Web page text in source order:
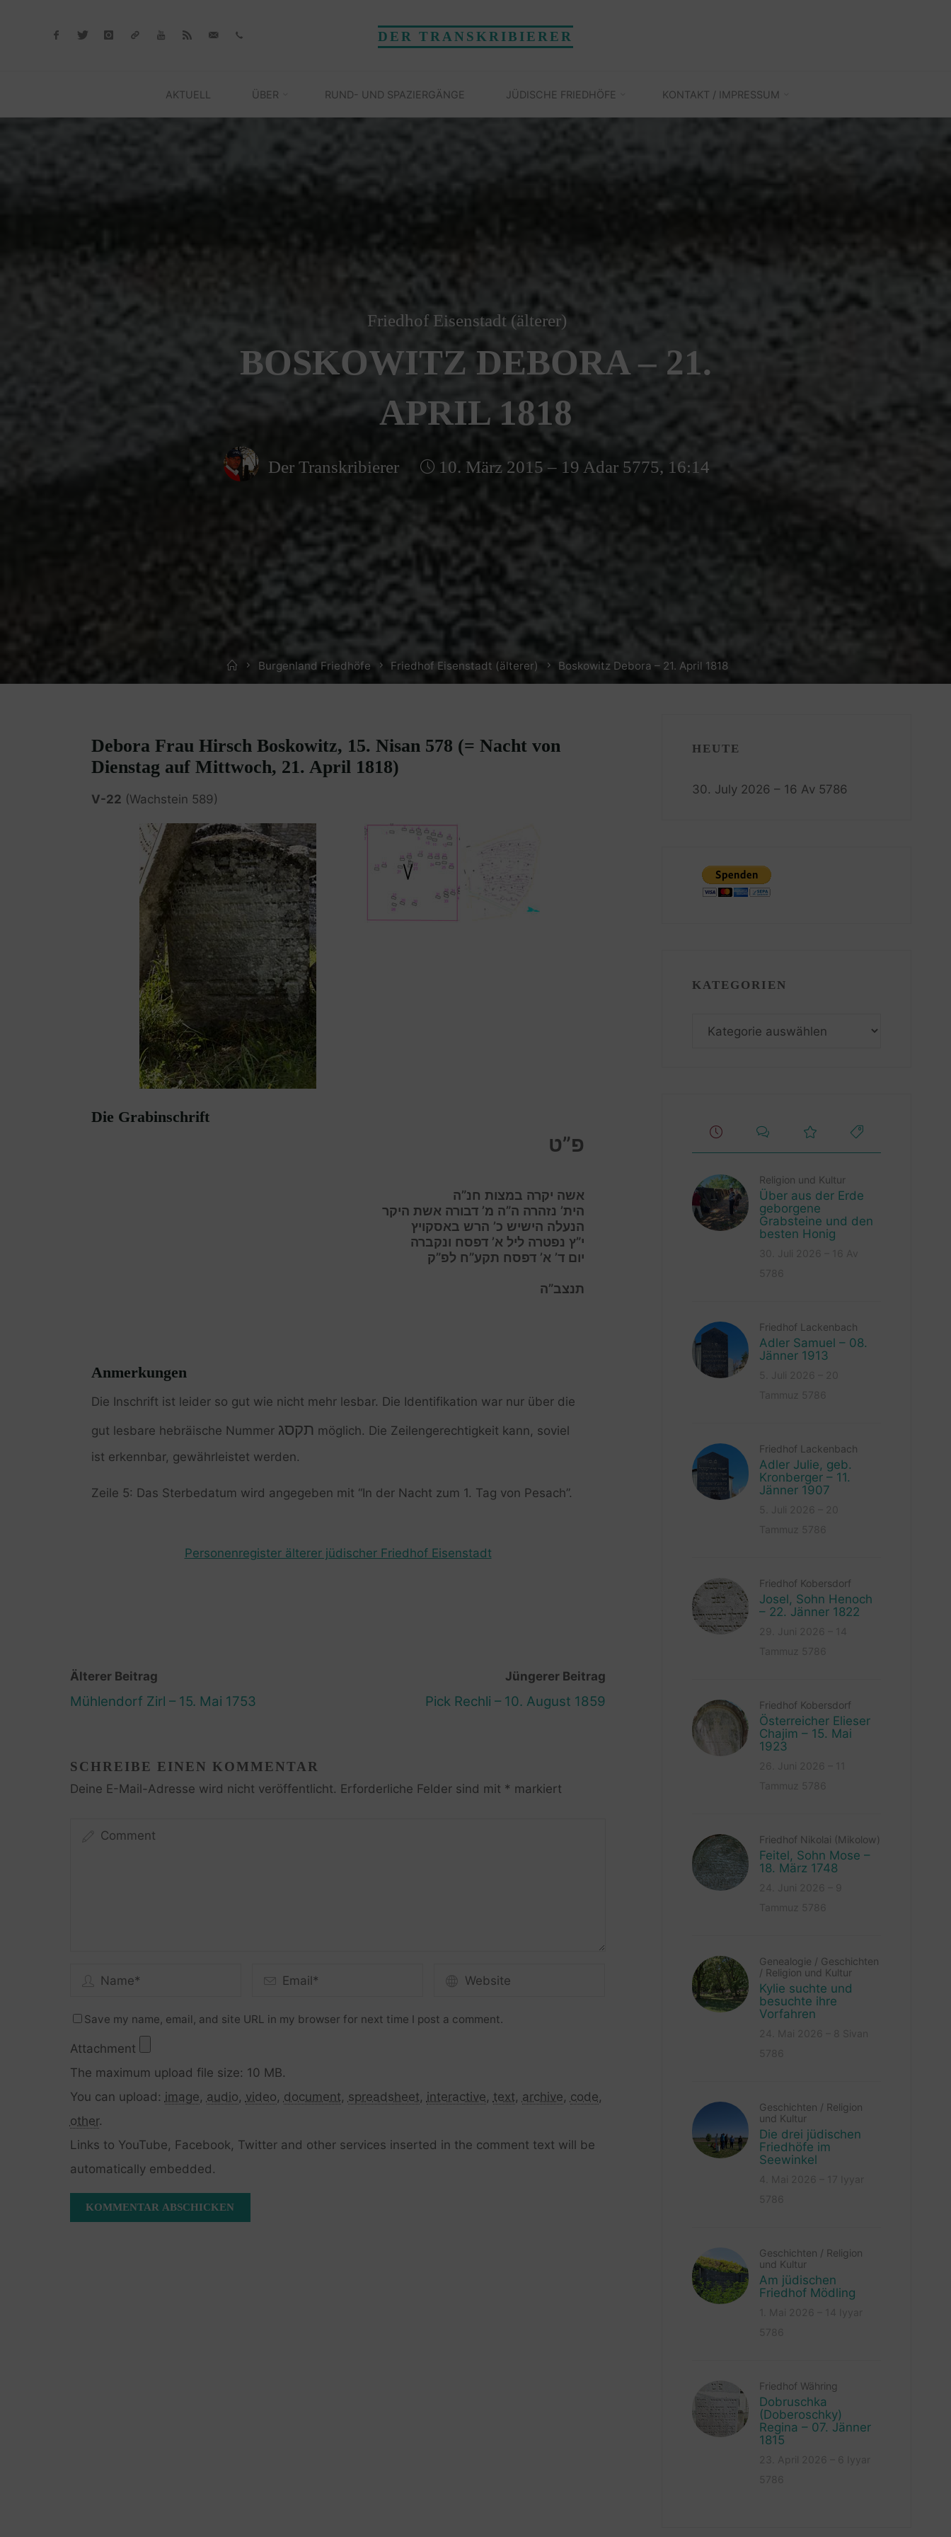
DER TRANSKRIBIERER
AKTUELL ÜBER RUND- UND SPAZIERGÄNGE JÜDISCHE FRIEDHÖFE KONTAKT / IMPRESSUM
Friedhof Eisenstadt (älterer)
BOSKOWITZ DEBORA – 21.
APRIL 1818
Der Transkribierer 10. März 2015 – 19 Adar 5775, 16:14
HomeBurgenland Friedhöfe Friedhof Eisenstadt (älterer) Boskowitz Debora – 21. April 1818
Debora Frau Hirsch Boskowitz, 15. Nisan 578 (= Nacht von
Dienstag auf Mittwoch, 21. April 1818)
V-22 (Wachstein 589)
Die Grabinschrift
פ”ט
אשה יקרה במצות חנ”ה
הית’ נזהרה ה”ה מ’ דבורה אשת היקר
הנעלה הישיש כ’ הרש באסקויץ
י”ץ נפטרה ליל א’ דפסח ונקברה
יום ד’ א’ דפסח תקע”ח לפ”ק
תנצב”ה
Anmerkungen
Die Inschrift ist leider so gut wie nicht mehr lesbar. Die Identifikation war nur über die
gut lesbare hebräische Nummer תקסג möglich. Die Zeilengerechtigkeit kann, soviel
ist erkennbar, gewährleistet werden.
Zeile 5: Das Sterbedatum wird angegeben mit “In der Nacht zum 1. Tag von Pesach”.
Personenregister älterer jüdischer Friedhof Eisenstadt
Älterer Beitrag
Mühlendorf Zirl – 15. Mai 1753
Jüngerer Beitrag
Pick Rechli – 10. August 1859
SCHREIBE EINEN KOMMENTAR
Deine E-Mail-Adresse wird nicht veröffentlicht. Erforderliche Felder sind mit * markiert
Save my name, email, and site URL in my browser for next time I post a comment.
Attachment
The maximum upload file size: 10 MB.
You can upload: image, audio, video, document, spreadsheet, interactive, text, archive, code,
other.
Links to YouTube, Facebook, Twitter and other services inserted in the comment text will be
automatically embedded.
HEUTE
30. July 2026 – 16 Av 5786
KATEGORIEN
Religion und Kultur
Über aus der Erde
geborgene
Grabsteine und den
besten Honig
Friedhof Lackenbach
Adler Samuel – 08.
Jänner 1913
Friedhof Lackenbach
Adler Julie, geb.
Kronberger – 11.
Jänner 1907
Friedhof Kobersdorf
Josel, Sohn Henoch
– 22. Jänner 1822
Friedhof Kobersdorf
Österreicher Elieser
Chajim – 15. Mai
1923
Friedhof Nikolai (Mikolow)
Feitel, Sohn Mose –
18. März 1748
Genealogie / Geschichten
/ Religion und Kultur
Kylie suchte und
besuchte ihre
Vorfahren
Geschichten / Religion
und Kultur
Die drei jüdischen
Friedhöfe im
Seewinkel
Geschichten / Religion
und Kultur
Am jüdischen
Friedhof Mödling
Friedhof Währing
Dobruschka
(Doberoschky)
Regina – 07. Jänner
1815